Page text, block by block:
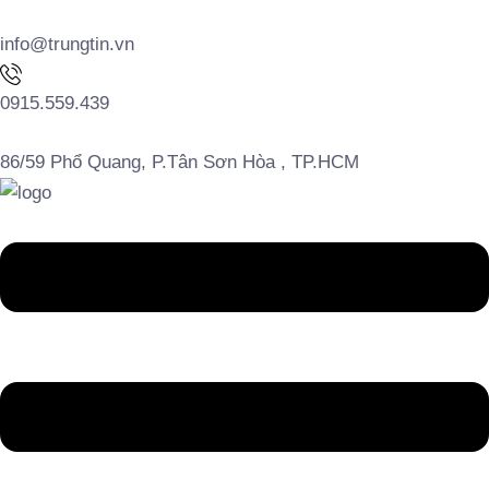
info@trungtin.vn
0915.559.439
86/59 Phổ Quang, P.Tân Sơn Hòa , TP.HCM